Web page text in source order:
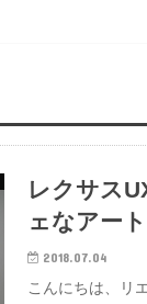
レクサス
ェなアー
2018.07.04
こんにちは、リ